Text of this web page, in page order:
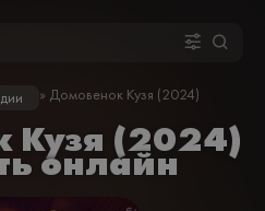
» Домовенок Кузя (2024)
Кузя (2024)
онлайн